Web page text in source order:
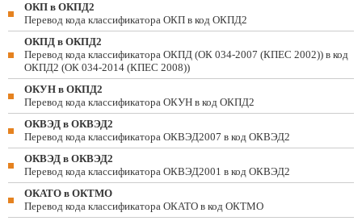
ОКП в ОКПД2
Перевод кода классификатора ОКП в код ОКПД2
ОКПД в ОКПД2
Перевод кода классификатора ОКПД (ОК 034-2007 (КПЕС 2002)) в код
ОКПД2 (ОК 034-2014 (КПЕС 2008))
ОКУН в ОКПД2
Перевод кода классификатора ОКУН в код ОКПД2
ОКВЭД в ОКВЭД2
Перевод кода классификатора ОКВЭД2007 в код ОКВЭД2
ОКВЭД в ОКВЭД2
Перевод кода классификатора ОКВЭД2001 в код ОКВЭД2
ОКАТО в ОКТМО
Перевод кода классификатора ОКАТО в код ОКТМО